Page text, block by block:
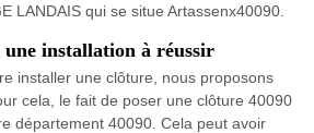
LANDAIS qui se situe Artassenx40090.
installation à réussir
installer une clôture, nous proposons
cela, le fait de poser une clôture 40090
département 40090. Cela peut avoir